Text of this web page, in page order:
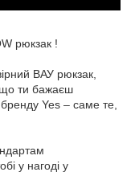
рюкзак !
ВАУ рюкзак,
ти бажаєш
бренду Yes – саме те,
у нагоді у